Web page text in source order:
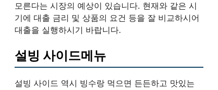
모른다는 시장의 예상이 있습니다. 현재와 같은 시
기에 대출 금리 및 상품의 요건 등을 잘 비교하시어
대출을 실행하시기 바랍니다.
설빙 사이드메뉴
설빙 사이드 역시 빙수랑 먹으면 든든하고 맛있는